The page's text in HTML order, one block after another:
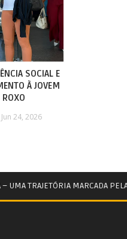
SOCIAL E
À JOVEM
ROXO
Jun 24, 2026
UMA TRAJETÓRIA MARCADA